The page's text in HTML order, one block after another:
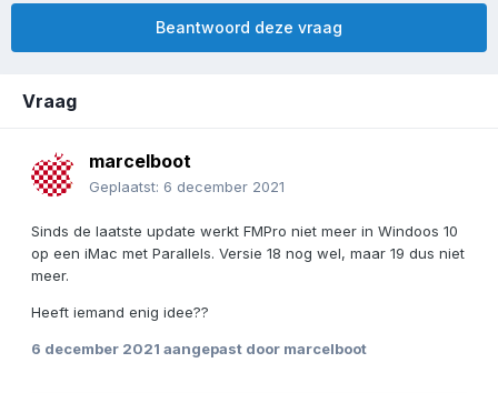
Beantwoord deze vraag
Vraag
marcelboot
Geplaatst: 6 december 2021
Sinds de laatste update werkt FMPro niet meer in Windoos 10
op een iMac met Parallels. Versie 18 nog wel, maar 19 dus niet
meer.
Heeft iemand enig idee??
6 december 2021 aangepast door marcelboot